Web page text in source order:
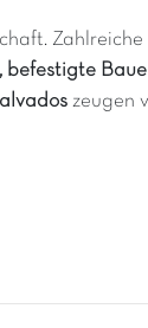
befestigte
zeugen